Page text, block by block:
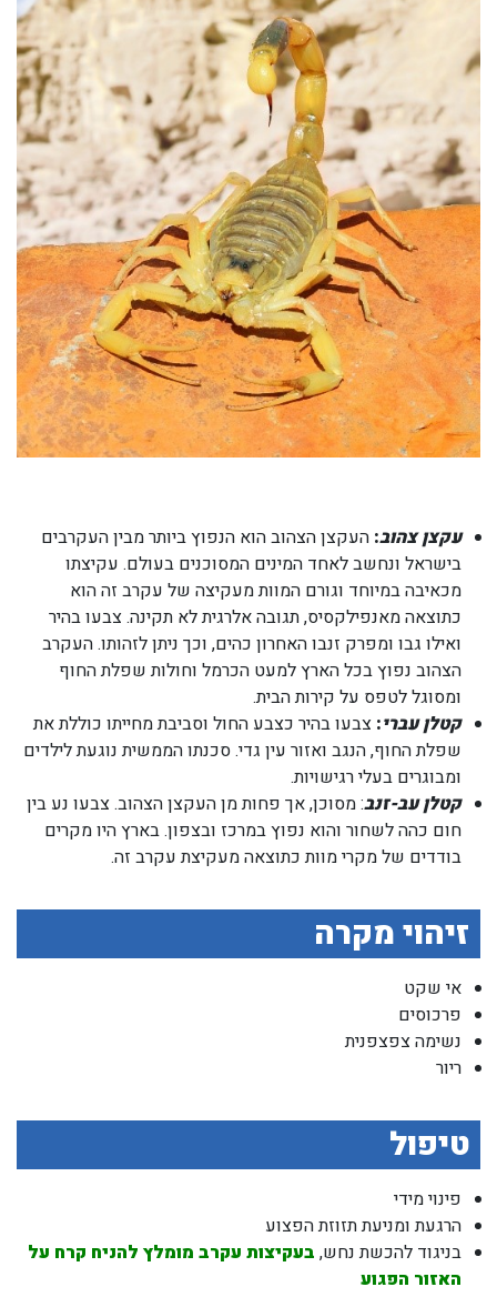
עקצן צהוב: העקצן הצהוב הוא הנפוץ ביותר מבין העקרבים
בישראל ונחשב לאחד המינים המסוכנים בעולם. עקיצתו
מכאיבה במיוחד וגורם המוות מעקיצה של עקרב זה הוא
כתוצאה מאנפילקסיס, תגובה אלרגית לא תקינה. צבעו בהיר
ואילו גבו ומפרק זנבו האחרון כהים, וכך ניתן לזהותו. העקרב
הצהוב נפוץ בכל הארץ למעט הכרמל וחולות שפלת החוף
ומסוגל לטפס על קירות הבית.
קטלן עברי: צבעו בהיר כצבע החול וסביבת מחייתו כוללת את
שפלת החוף, הנגב ואזור עין גדי. סכנתו הממשית נוגעת לילדים
ומבוגרים בעלי רגישויות.
קטלן עב-זנב: מסוכן, אך פחות מן העקצן הצהוב. צבעו נע בין
חום כהה לשחור והוא נפוץ במרכז ובצפון. בארץ היו מקרים
בודדים של מקרי מוות כתוצאה מעקיצת עקרב זה.
זיהוי מקרה
אי שקט
פרכוסים
נשימה צפצפנית
ריור
טיפול
פינוי מידי
הרגעת ומניעת תזוזת הפצוע
בניגוד להכשת נחש, בעקיצות עקרב מומלץ להניח קרח על
האזור הפגוע